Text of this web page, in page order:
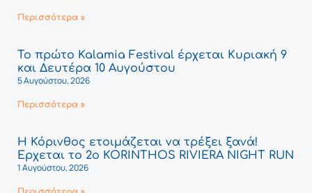
Περισσότερα »
Το πρώτο Kalamia Festival έρχεται Κυριακή 9
και Δευτέρα 10 Αυγούστου
5 Αυγούστου, 2026
Περισσότερα »
Η Κόρινθος ετοιμάζεται να τρέξει ξανά!
Έρχεται το 2ο KORINTHOS RIVIERA NIGHT RUN
1 Αυγούστου, 2026